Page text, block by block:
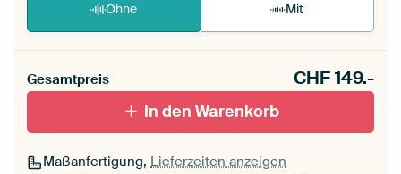
Ohne Mit
Gesamtpreis CHF149.-
In den Warenkorb
Maßanfertigung, Lieferzeiten anzeigen